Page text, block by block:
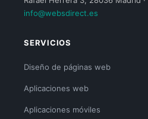
info@websdirect.es
SERVICIOS
Diseño de páginas web
Aplicaciones web
Aplicaciones móviles